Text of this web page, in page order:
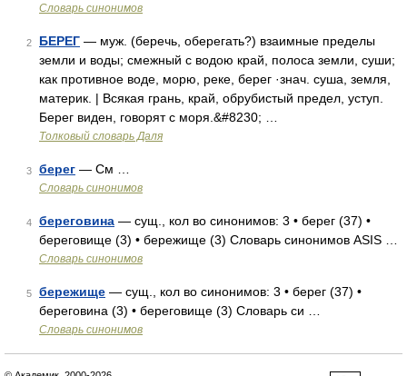
Словарь синонимов
2 БЕРЕГ — муж. (беречь, оберегать?) взаимные пределы
земли и воды; смежный с водою край, полоса земли, суши;
как противное воде, морю, реке, берег ·знач. суша, земля,
материк. | Всякая грань, край, обрубистый предел, уступ.
Берег виден, говорят с моря.&#8230; …
Толковый словарь Даля
3 берег — См …
Словарь синонимов
4 береговина — сущ., кол во синонимов: 3 • берег (37) •
береговище (3) • бережище (3) Словарь синонимов ASIS …
Словарь синонимов
5 бережище — сущ., кол во синонимов: 3 • берег (37) •
береговина (3) • береговище (3) Словарь си …
Словарь синонимов